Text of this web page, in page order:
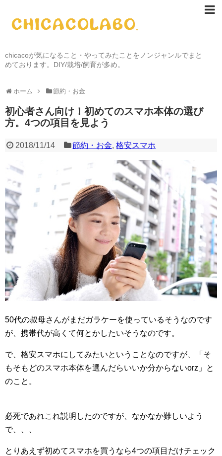
chicacoが気になること・やってみたことをノンジャンルでまと
めております。DIY/栽培/飼育が多め。
ホーム 節約・お金
初心者さん向け！初めてのスマホ本体の選び
方。4つの項目を見よう
2018/11/14 節約・お金,格安スマホ
50代の叔母さんがまだガラケーを使っているそうなのです
が、携帯代が高くて何とかしたいそうなのです。
で、格安スマホにしてみたいということなのですが、「そ
もそもどのスマホ本体を選んだらいいか分からないorz」と
のこと。
必死であれこれ説明したのですが、なかなか難しいよう
で、、、
とりあえず初めてスマホを買うなら4つの項目だけチェック